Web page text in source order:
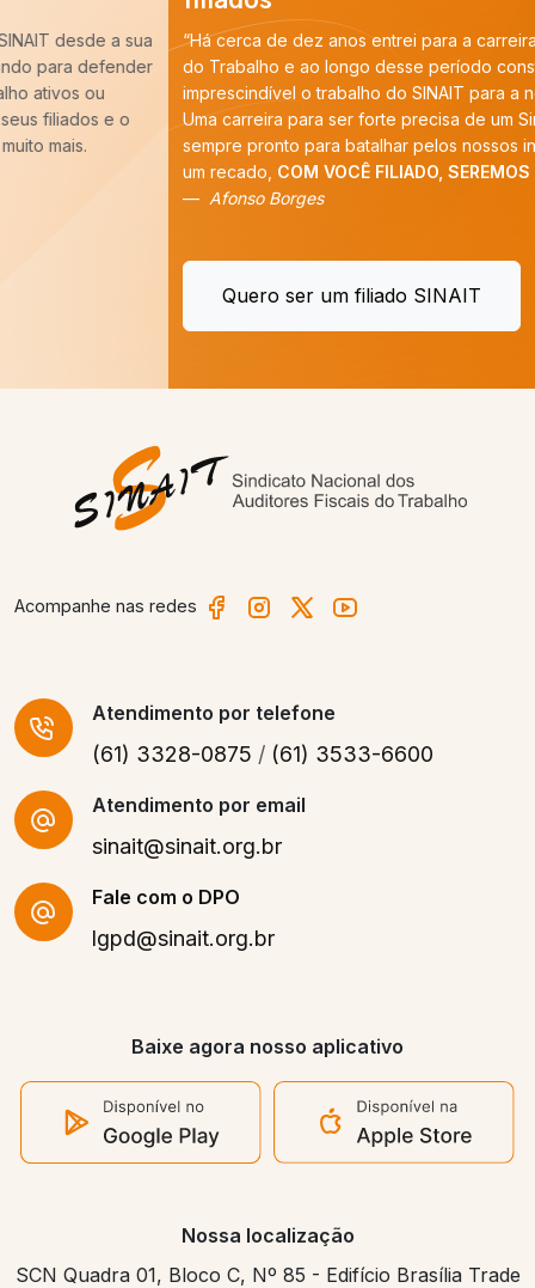
“Há cerca de dez anos entrei para a carreira de Auditoria-Fiscal
do Trabalho e ao longo desse período constatei que é
imprescindível o trabalho do SINAIT para a nossa categoria.
Uma carreira para ser forte precisa de um Sindicato forte,
sempre pronto para batalhar pelos nossos interesses. E tenho
COM VOCÊ FILIADO, SEREMOS MAIS!”
Quero ser um filiado SINAIT
Acompanhe nas redes
Atendimento por telefone
(61) 3328-0875 / (61) 3533-6600
Atendimento por email
sinait@sinait.org.br
Fale com o DPO
lgpd@sinait.org.br
Baixe agora nosso aplicativo
Nossa localização
SCN Quadra 01, Bloco C, Nº 85 - Edifício Brasília Trade